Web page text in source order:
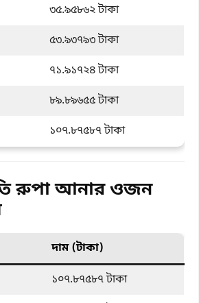
৩৫.৯৫৮৬২ টাকা
৫৩.৯৩৭৯৩ টাকা
৭১.৯১৭২৪ টাকা
৮৯.৮৯৬৫৫ টাকা
১০৭.৮৭৫৮৭ টাকা
রুপা আনার ওজন
দাম (টাকা)
১০৭.৮৭৫৮৭ টাকা